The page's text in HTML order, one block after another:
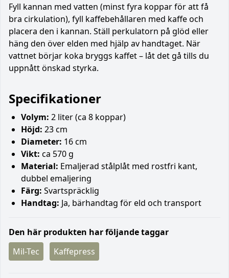
Fyll kannan med vatten (minst fyra koppar för att få
bra cirkulation), fyll kaffebehållaren med kaffe och
placera den i kannan. Ställ perkulatorn på glöd eller
häng den över elden med hjälp av handtaget. När
vattnet börjar koka bryggs kaffet – låt det gå tills du
uppnått önskad styrka.
Specifikationer
Volym: 2 liter (ca 8 koppar)
Höjd: 23 cm
Diameter: 16 cm
Vikt: ca 570 g
Material: Emaljerad stålplåt med rostfri kant,
dubbel emaljering
Färg: Svartspräcklig
Handtag: Ja, bärhandtag för eld och transport
Den här produkten har följande taggar
Mil-Tec
Kaffepress